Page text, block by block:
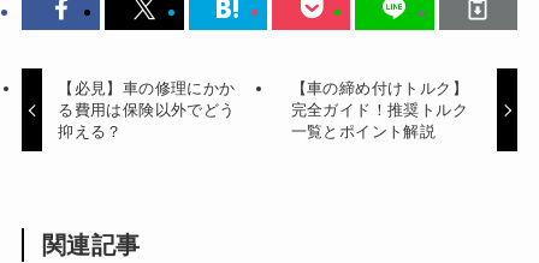
【必見】車の修理にかか
る費用は保険以外でどう
抑える？
【車の締め付けトルク】
完全ガイド！推奨トルク
一覧とポイント解説
関連記事